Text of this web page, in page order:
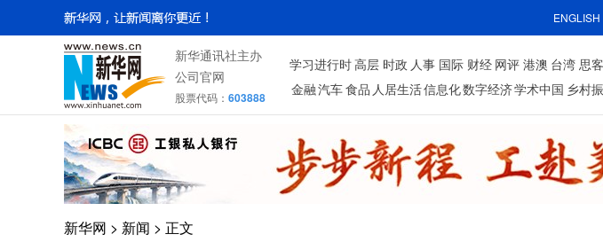
ENGLISH
新华通讯社主办
公司官网
股票代码： 603888
学习进行时高层 时政 人事 国际 财经 网评 港澳 台湾 思
金融汽车食品 人居生活信息化数字经济学术中国 乡村
新华网 > 新闻 > 正文